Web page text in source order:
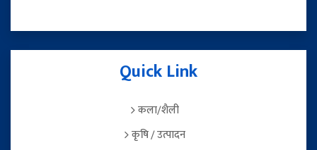
Quick Link
कला/शैली
कृषि / उत्पादन